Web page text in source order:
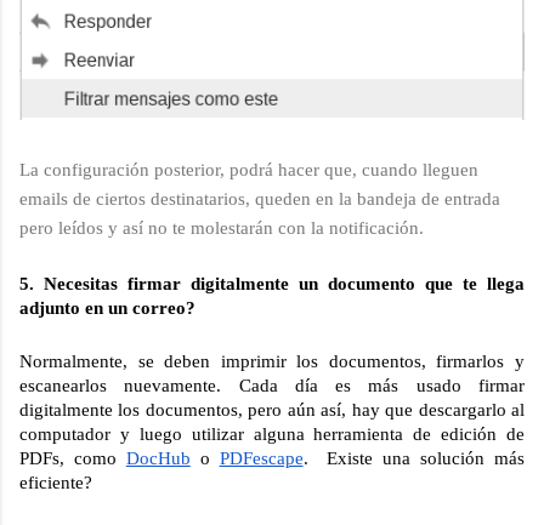
La configuración posterior, podrá hacer que, cuando lleguen
emails de ciertos destinatarios, queden en la bandeja de entrada
pero leídos y así no te molestarán con la notificación.
5. Necesitas firmar digitalmente un documento que te llega
adjunto en un correo?
Normalmente, se deben imprimir los documentos, firmarlos y
escanearlos nuevamente. Cada día es más usado firmar
digitalmente los documentos, pero aún así, hay que descargarlo al
computador y luego utilizar alguna herramienta de edición de
PDFs, como DocHub o PDFescape.  Existe una solución más
eficiente?